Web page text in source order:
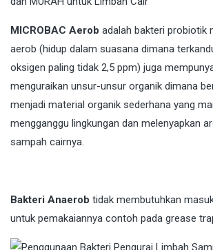
MICROBAC Aerob adalah bakteri probiotik
aerob (hidup dalam suasana dimana
oksigen paling tidak 2,5 ppm) juga
menguraikan unsur-unsur organik dimana
menjadi material organik sederhana yang
mengganggu lingkungan dan melenyapkan
sampah cairnya.
Bakteri Anaerob tidak membutuhkan
untuk pemakaiannya contoh pada grease